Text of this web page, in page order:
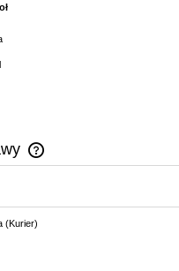
(Kurier)